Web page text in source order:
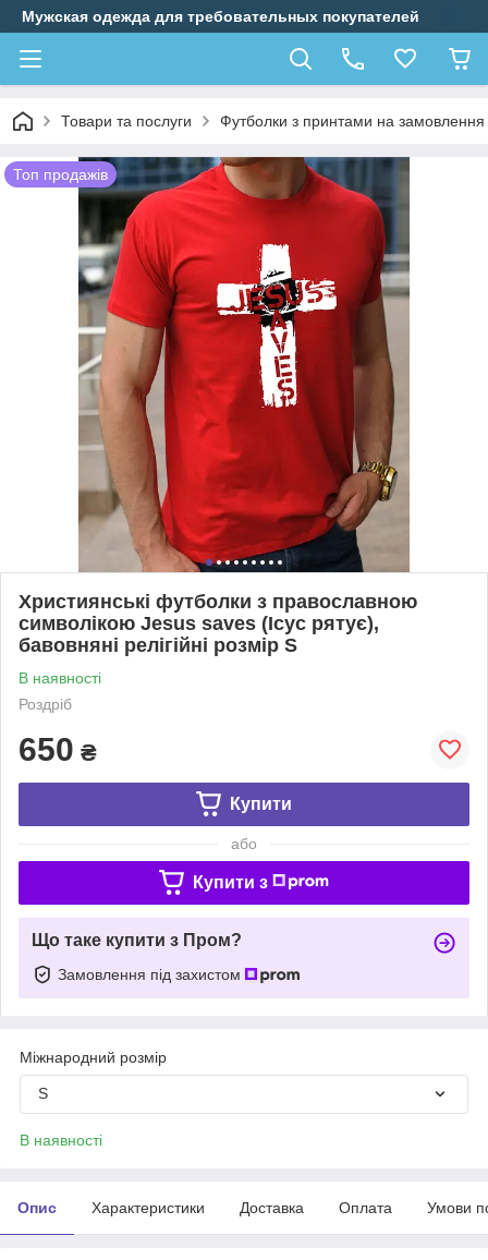
Мужская одежда для требовательных покупателей
Товари та послуги Футболки з принтами на замовлення
Топ продажів
Християнські футболки з православною
символікою Jesus saves (Ісус рятує),
бавовняні релігійні розмір S
В наявності
Роздріб
650 ₴
Купити
або
Купити з
Що таке купити з Пром?
Замовлення під захистом
Міжнародний розмір
S
В наявності
Опис Характеристики Доставка Оплата Умови